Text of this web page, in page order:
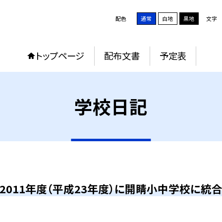
配色 通常 白地 黒地 文字
トップページ 配布文書 予定表
学校日記
2011年度（平成23年度）に開睛小中学校に統合